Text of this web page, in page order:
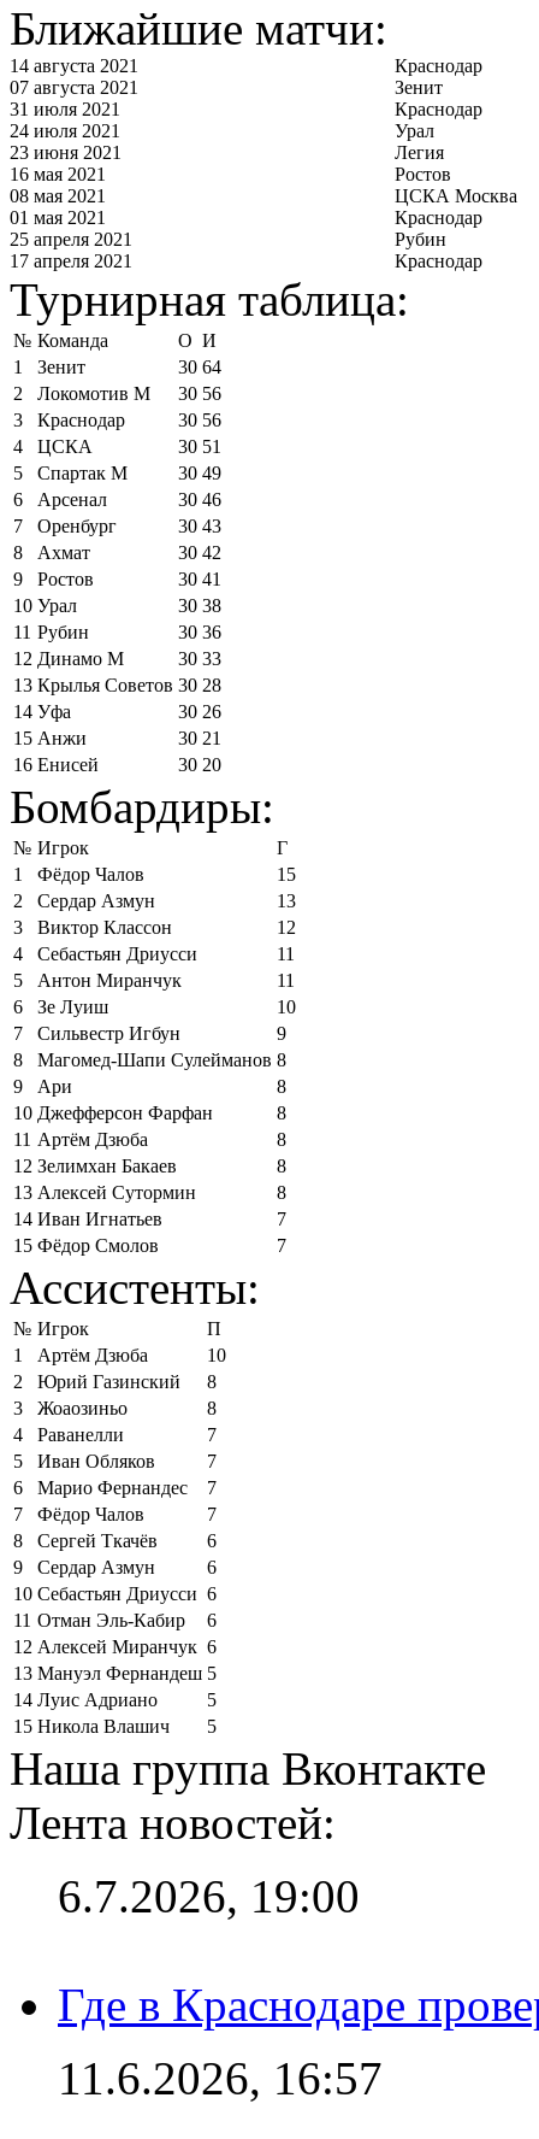
Ближайшие матчи:
14 августа 2021
Краснодар
07 августа 2021
Зенит
31 июля 2021
Краснодар
24 июля 2021
Урал
23 июня 2021
Легия
16 мая 2021
Ростов
08 мая 2021
ЦСКА Москва
01 мая 2021
Краснодар
25 апреля 2021
Рубин
17 апреля 2021
Краснодар
Турнирная таблица:
№ Команда О И
1
Зенит 30 64
2
Локомотив М 30 56
3
Краснодар 30 56
4
ЦСКА 30 51
5
Спартак М 30 49
6
Арсенал 30 46
7
Оренбург 30 43
8
Ахмат 30 42
9
Ростов 30 41
10 Урал 30 38
11 Рубин 30 36
12 Динамо М 30 33
13 Крылья Советов 30 28
14 Уфа 30 26
15 Анжи 30 21
16 Енисей 30 20
Бомбардиры:
№ Игрок
Г
1
Фёдор Чалов
15
2
Сердар Азмун
13
3
Виктор Классон
12
4
Себастьян Дриусси
11
5
Антон Миранчук
11
6
Зе Луиш
10
7
Сильвестр Игбун
9
8
Магомед-Шапи Сулейманов 8
9
Ари
8
10 Джефферсон Фарфан
8
11 Артём Дзюба
8
12 Зелимхан Бакаев
8
13 Алексей Сутормин
8
14 Иван Игнатьев
7
15 Фёдор Смолов 7
Ассистенты:
№ Игрок
П
1
Артём Дзюба
10
2
Юрий Газинский
8
3
Жоаозиньо
8
4
Раванелли
7
5
Иван Обляков
7
6
Марио Фернандес
7
7
Фёдор Чалов
7
8
Сергей Ткачёв
6
9
Сердар Азмун
6
10 Себастьян Дриусси 6
11 Отман Эль-Кабир
6
12 Алексей Миранчук 6
13 Мануэл Фернандеш 5
14 Луис Адриано
5
15 Никола Влашич 5
Наша группа Вконтакте
Лента новостей:
6.7.2026, 19:00
Где в Краснодаре
11.6.2026, 16:57